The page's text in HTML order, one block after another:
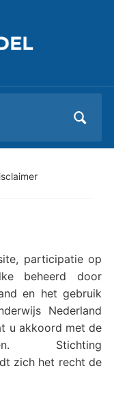
participatie op
beheerd door
en het gebruik
Nederland
u akkoord met de
Stichting
zich het recht de